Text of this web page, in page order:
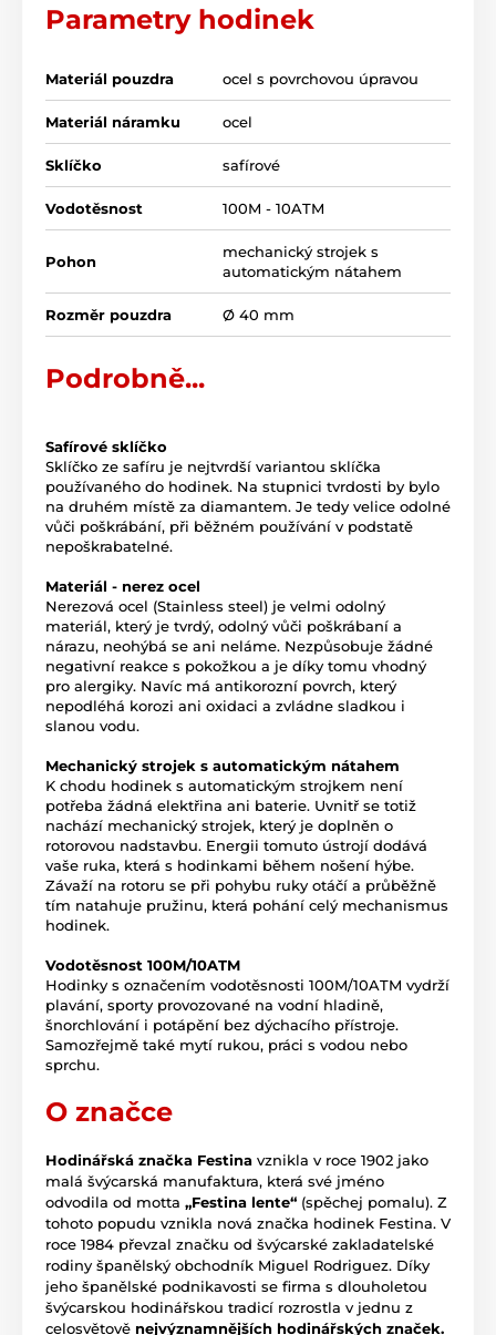
Parametry hodinek
Materiál pouzdra ocel s povrchovou úpravou
Materiál náramku ocel
Sklíčko safírové
Vodotěsnost 100M - 10ATM
Pohon
mechanický strojek s
automatickým nátahem
Rozměr pouzdra Ø 40 mm
Podrobně...
Safírové sklíčko
Sklíčko ze safíru je nejtvrdší variantou sklíčka
používaného do hodinek. Na stupnici tvrdosti by bylo
na druhém místě za diamantem. Je tedy velice odolné
vůči poškrábání, při běžném používání v podstatě
nepoškrabatelné.
Materiál - nerez ocel
Nerezová ocel (Stainless steel) je velmi odolný
materiál, který je tvrdý, odolný vůči poškrábaní a
nárazu, neohýbá se ani neláme. Nezpůsobuje žádné
negativní reakce s pokožkou a je díky tomu vhodný
pro alergiky. Navíc má antikorozní povrch, který
nepodléhá korozi ani oxidaci a zvládne sladkou i
slanou vodu.
Mechanický strojek s automatickým nátahem
K chodu hodinek s automatickým strojkem není
potřeba žádná elektřina ani baterie. Uvnitř se totiž
nachází mechanický strojek, který je doplněn o
rotorovou nadstavbu. Energii tomuto ústrojí dodává
vaše ruka, která s hodinkami během nošení hýbe.
Závaží na rotoru se při pohybu ruky otáčí a průběžně
tím natahuje pružinu, která pohání celý mechanismus
hodinek.
Vodotěsnost 100M/10ATM
Hodinky s označením vodotěsnosti 100M/10ATM vydrží
plavání, sporty provozované na vodní hladině,
šnorchlování i potápění bez dýchacího přístroje.
Samozřejmě také mytí rukou, práci s vodou nebo
sprchu.
O značce
Hodinářská značka Festina vznikla v roce 1902 jako
malá švýcarská manufaktura, která své jméno
odvodila od motta „Festina lente“ (spěchej pomalu). Z
tohoto popudu vznikla nová značka hodinek Festina. V
roce 1984 převzal značku od švýcarské zakladatelské
rodiny španělský obchodník Miguel Rodriguez. Díky
jeho španělské podnikavosti se firma s dlouholetou
švýcarskou hodinářskou tradicí rozrostla v jednu z
celosvětově nejvýznamnějších hodinářských značek.